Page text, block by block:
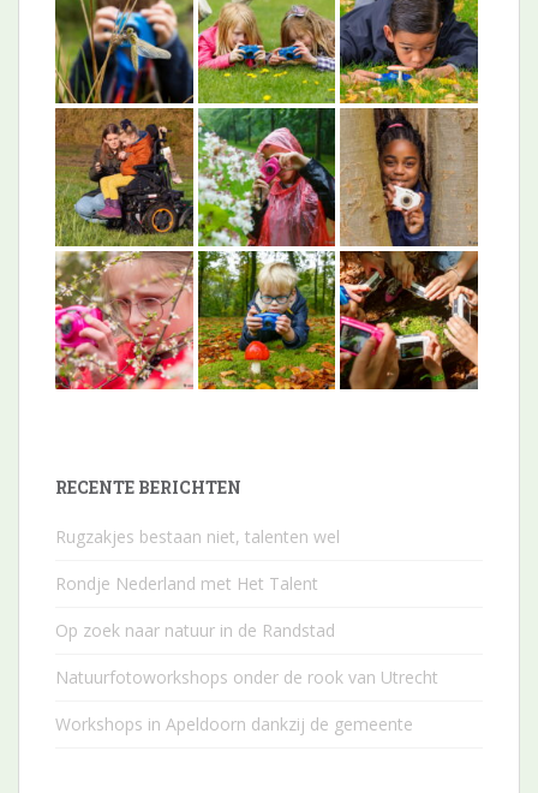
RECENTE BERICHTEN
Rugzakjes bestaan niet, talenten wel
Rondje Nederland met Het Talent
Op zoek naar natuur in de Randstad
Natuurfotoworkshops onder de rook van Utrecht
Workshops in Apeldoorn dankzij de gemeente